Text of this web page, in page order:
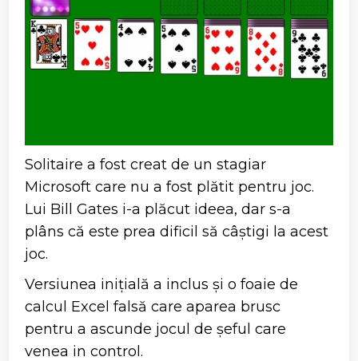
Solitaire a fost creat de un stagiar
Microsoft care nu a fost plătit pentru joc.
Lui Bill Gates i-a plăcut ideea, dar s-a
plâns că este prea dificil să câștigi la acest
joc.
Versiunea inițială a inclus și o foaie de
calcul Excel falsă care aparea brusc
pentru a ascunde jocul de șeful care
venea in control.